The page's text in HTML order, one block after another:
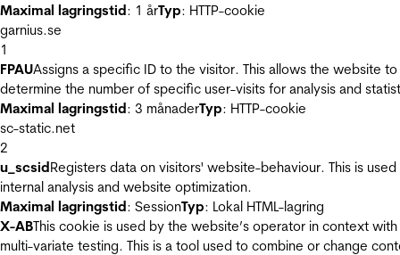
Maximal lagringstid: 1 årTyp: HTTP-cookie
garnius.se
1
FPAUAssigns a specific ID to the visitor. This allows the website to
determine the number of specific user-visits for analysis and
Maximal lagringstid: 3 månaderTyp: HTTP-cookie
sc-static.net
2
u_scsidRegisters data on visitors' website-behaviour. This is
internal analysis and website optimization.
Maximal lagringstid: SessionTyp: Lokal HTML-lagring
X-ABThis cookie is used by the website’s operator in context with
multi-variate testing. This is a tool used to combine or change